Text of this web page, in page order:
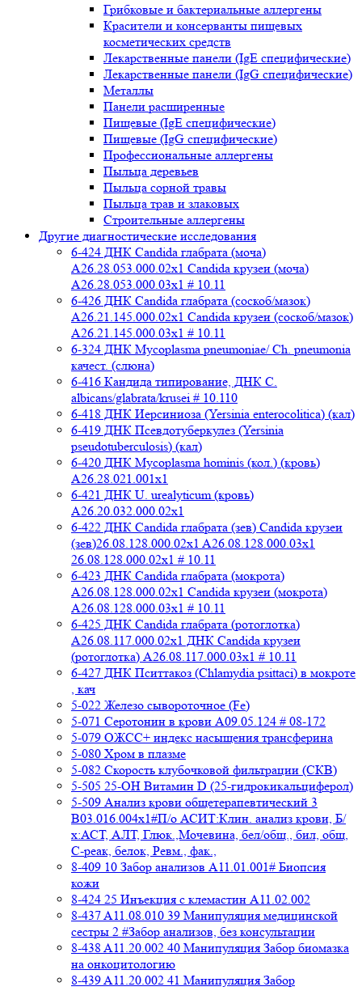
Грибковые и бактериальные аллергены
Красители и консерванты пищевых
косметических средств
Лекарственные панели (IgE специфические)
Лекарственные панели (IgG специфические)
Металлы
Панели расширенные
Пищевые (IgE специфические)
Пищевые (IgG специфические)
Профессиональные аллергены
Пыльца деревьев
Пыльца сорной травы
Пыльца трав и злаковых
Строительные аллергены
Другие диагностические исследования
6-424 ДНК Candida глабрата (моча)
A26.28.053.000.02x1 Candida крузеи (моча)
A26.28.053.000.03x1 # 10.11
6-426 ДНК Candida глабрата (соскоб/мазок)
A26.21.145.000.02x1 Candida крузеи (соскоб/мазок)
A26.21.145.000.03x1 # 10.11
6-324 ДНК Mycoplasma pneumoniae/ Ch. pneumonia
качест. (слюна)
6-416 Кандида типирование, ДНК C.
albicans/glabrata/krusei # 10.110
6-418 ДНК Иерсиниоза (Yersinia enterocolitica) (кал)
6-419 ДНК Псевдотуберкулез (Yersinia
pseudotuberculosis) (кал)
6-420 ДНК Mycoplasma hominis (кол.) (кровь)
A26.28.021.001x1
6-421 ДНК U. urealyticum (кровь)
A26.20.032.000.02х1
6-422 ДНК Candida глабрата (зев) Candida крузеи
(зев)26.08.128.000.02x1 A26.08.128.000.03x1
26.08.128.000.02x1 # 10.11
6-423 ДНК Candida глабрата (мокрота)
A26.08.128.000.02x1 Candida крузеи (мокрота)
A26.08.128.000.03x1 # 10.11
6-425 ДНК Candida глабрата (ротоглотка)
A26.08.117.000.02x1 ДНК Candida крузеи
(ротоглотка) A26.08.117.000.03x1 # 10.11
6-427 ДНК Пситтакоз (Chlamydia psittaci) в мокроте
, кач
5-022 Железо сывороточное (Fe)
5-071 Серотонин в крови A09.05.124 # 08-172
5-079 ОЖСС+ индекс насыщения трансферина
5-080 Хром в плазме
5-082 Скорость клубочковой фильтрации (СКВ)
5-505 25-ОН Витамин D (25-гидрокикальциферол)
5-509 Анализ крови общетерапевтический 3
B03.016.004x1#П/о АСИТ:Клин. анализ крови, Б/
х:АСТ, АЛТ, Глюк.,Мочевина, бел/общ., бил, общ,
C-реак, белок, Ревм., фак.,
8-409 10 Забор анализов A11.01.001# Биопсия
кожи
8-424 25 Инъекция с клемастин A11.02.002
8-437 A11.08.010 39 Манипуляция медицинской
сестры 2 #Забор анализов, без консультации
8-438 A11.20.002 40 Манипуляция Забор биомазка
на онкоцитологию
8-439 A11.20.002 41 Манипуляция Забор